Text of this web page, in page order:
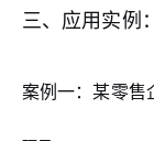
三、应用实例
案例一：某零售